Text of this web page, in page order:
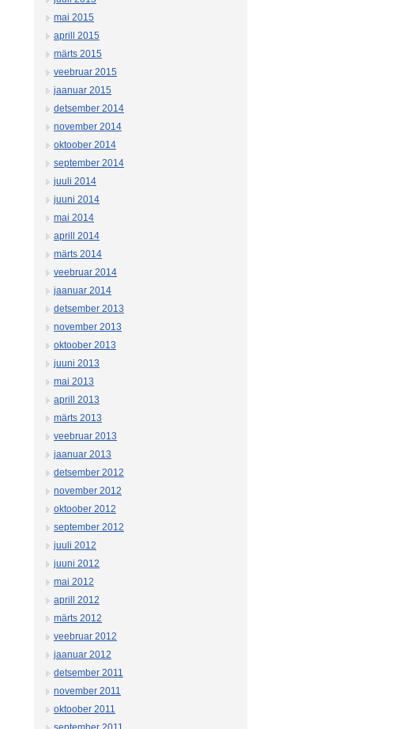
mai 2015
aprill 2015
märts 2015
veebruar 2015
jaanuar 2015
detsember 2014
november 2014
oktoober 2014
september 2014
juuli 2014
juuni 2014
mai 2014
aprill 2014
märts 2014
veebruar 2014
jaanuar 2014
detsember 2013
november 2013
oktoober 2013
juuni 2013
mai 2013
aprill 2013
märts 2013
veebruar 2013
jaanuar 2013
detsember 2012
november 2012
oktoober 2012
september 2012
juuli 2012
juuni 2012
mai 2012
aprill 2012
märts 2012
veebruar 2012
jaanuar 2012
detsember 2011
november 2011
oktoober 2011